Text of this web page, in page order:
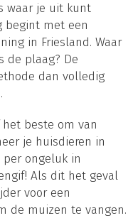
waar je uit kunt
begint met een
in Friesland. Waar
de plaag? De
dan volledig
beste om van
je huisdieren in
ongeluk in
Als dit het geval
voor een
de muizen te vangen.